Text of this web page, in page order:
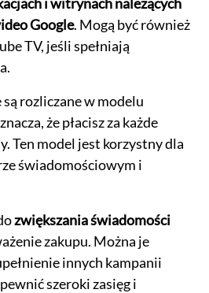
Google. Mogą być również
TV, jeśli spełniają
rozliczane w modelu
że płacisz za każde
Ten model jest korzystny dla
świadomościowym i
zwiększania świadomości
zakupu. Można je
innych kampanii
szeroki zasięg i